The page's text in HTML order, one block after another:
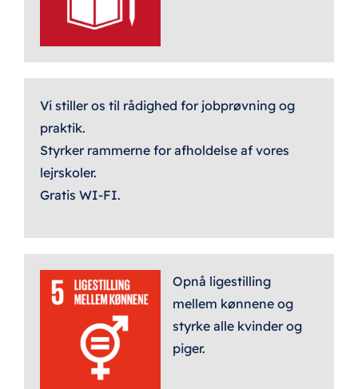
Vi stiller os til rådighed for jobprøvning og
praktik.
Styrker rammerne for afholdelse af vores
lejrskoler.
Gratis WI-FI.
Opnå ligestilling
mellem kønnene og
styrke alle kvinder og
piger.